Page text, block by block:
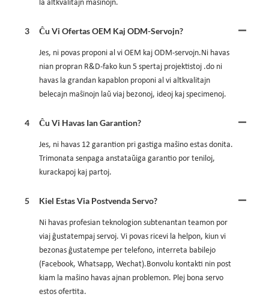
la altkvalitajn maŝinojn.
3 Ĉu Vi Ofertas OEM Kaj ODM-Servojn?
Jes, ni povas proponi al vi OEM kaj ODM-servojn.Ni havas
nian propran R&D-fako kun 5 spertaj projektistoj .do ni
havas la grandan kapablon proponi al vi altkvalitajn
belecajn maŝinojn laŭ viaj bezonoj, ideoj kaj specimenoj.
4 Ĉu Vi Havas Ian Garantion?
Jes, ni havas 12 garantion pri gastiga maŝino estas donita.
Trimonata senpaga anstataŭiga garantio por teniloj,
kurackapoj kaj partoj.
5 Kiel Estas Via Postvenda Servo?
Ni havas profesian teknologion subtenantan teamon por
viaj ĝustatempaj servoj. Vi povas ricevi la helpon, kiun vi
bezonas ĝustatempe per telefono, interreta babilejo
(Facebook, Whatsapp, Wechat).Bonvolu kontakti nin post
kiam la maŝino havas ajnan problemon. Plej bona servo
estos ofertita.